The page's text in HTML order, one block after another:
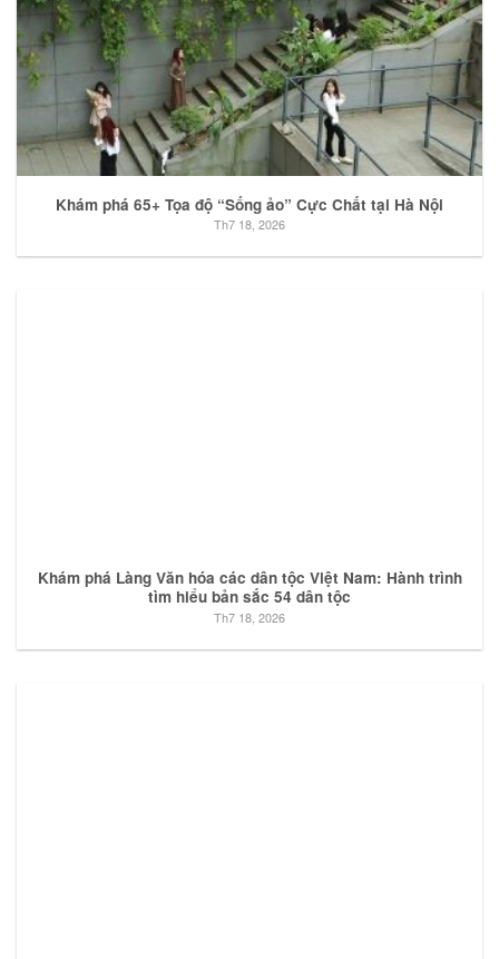
Khám phá 65+ Tọa độ “Sống ảo” Cực Chất tại Hà Nội
Th7 18, 2026
Khám phá Làng Văn hóa các dân tộc Việt Nam: Hành trình
tìm hiểu bản sắc 54 dân tộc
Th7 18, 2026